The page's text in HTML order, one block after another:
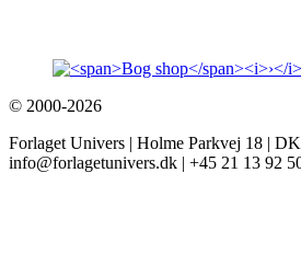
© 2000-2026
Forlaget Univers | Holme Parkvej 18 |
info@forlagetunivers.dk | +45 21 13 92